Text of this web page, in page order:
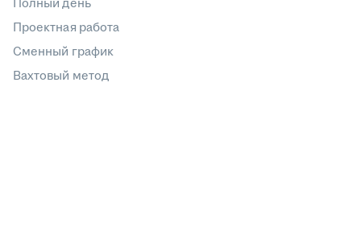
Полный день
Проектная работа
Сменный график
Вахтовый метод